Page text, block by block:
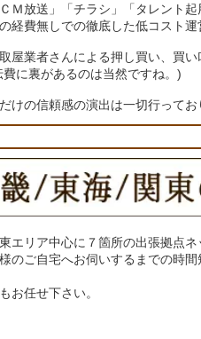
ＣＭ放送」「チラシ」「タレント
経費無しでの徹底した低コスト運
屋業者さんによる押し買い、買い
に裏があるのは当然ですね。)
けの信頼感の演出は一切行ってお
エリア中心に７箇所の出張拠点ネ
のご自宅へお伺いするまでの時
お任せ下さい。